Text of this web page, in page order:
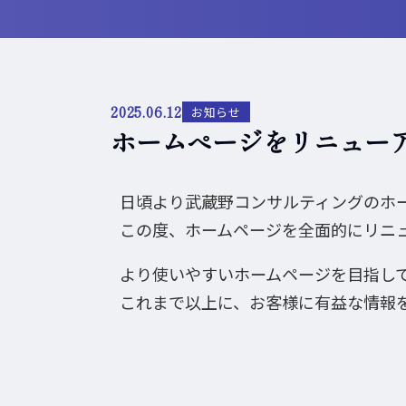
2025.06.12 お知らせ
ホームぺージをリニュー
日頃より武蔵野コンサルティングの
この度、ホームページを全面的にリニ
より使いやすいホームページを目指
これまで以上に、お客様に有益な情